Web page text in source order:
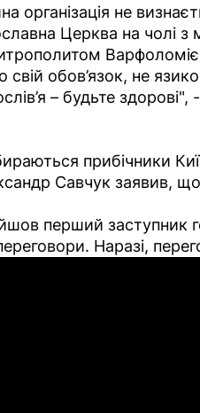
організація не
Церква на чолі
свій обов’язок, не
– будьте
прибічники
Савчук заявив,
перший заступник
Наразі,